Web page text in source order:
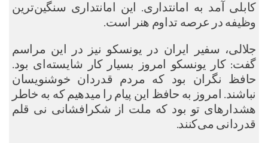
کابلی آمد به امانتداری. این امانتداری سنگین‌ترین
وظیفه در عرصه تداوم هنر است.
جلالی، سفیر ایران در یونسکو نیز در این مراسم
گفت: کار یونسکو امروز بسیار کار شایسته‌ای بود.
حافظ نگران بود که مردم قدردان خوشنویسان
نباشند. امروز به حافظ این پیام را میدهیم که به خاطر
هشدارهای تو بود که ملت از شکرافشانی نی قلم
قدردانی می‌کنند.